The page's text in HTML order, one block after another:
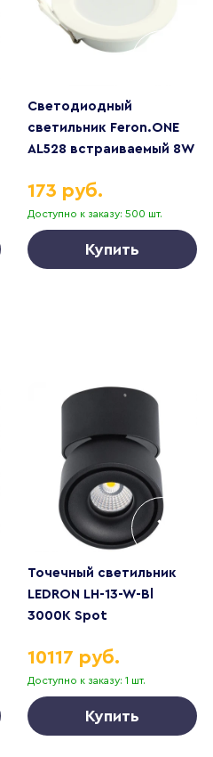
Светодиодный
светильник Feron.ONE
AL528 встраиваемый 8W
Доступно к заказу: 500 шт.
173 руб.
Купить
Точечный светильник
LEDRON LH-13-W-Bl
3000K Spot
Доступно к заказу: 1 шт.
10117 руб.
Купить